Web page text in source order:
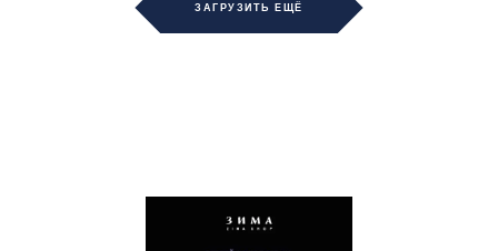
ЗАГРУЗИТЬ ЕЩЁ